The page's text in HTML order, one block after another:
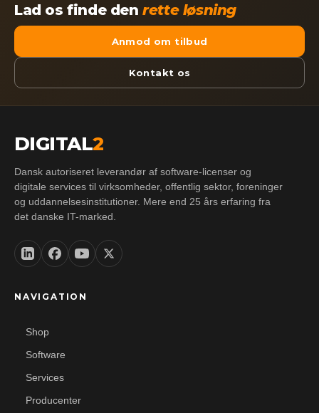
Lad os finde denrette løsning
Anmod om tilbud
Kontakt os
DIGITAL2
Dansk autoriseret leverandør af software-licenser og
digitale services til virksomheder, offentlig sektor, foreninger
og uddannelsesinstitutioner. Mere end 25 års erfaring fra
det danske IT-marked.
NAVIGATION
Shop
Software
Services
Producenter